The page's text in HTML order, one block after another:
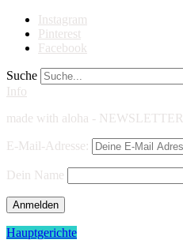
Instagram
Pinterest
Facebook
Suche
Info
made with aloha - NEWSLETTER
E-Mail-Adresse:
Dein Name
Hauptgerichte